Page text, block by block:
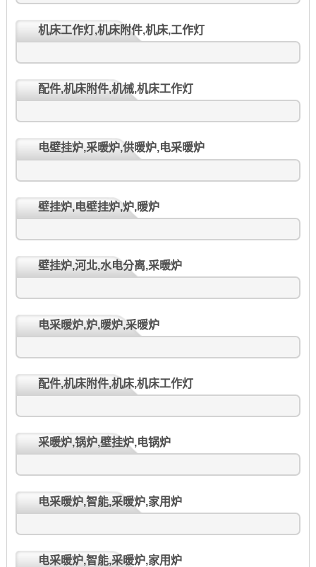
机床工作灯,机床附件,机床,工作灯
配件,机床附件,机械,机床工作灯
电壁挂炉,采暖炉,供暖炉,电采暖炉
壁挂炉,电壁挂炉,炉,暖炉
壁挂炉,河北,水电分离,采暖炉
电采暖炉,炉,暖炉,采暖炉
配件,机床附件,机床,机床工作灯
采暖炉,锅炉,壁挂炉,电锅炉
电采暖炉,智能,采暖炉,家用炉
电采暖炉,智能,采暖炉,家用炉